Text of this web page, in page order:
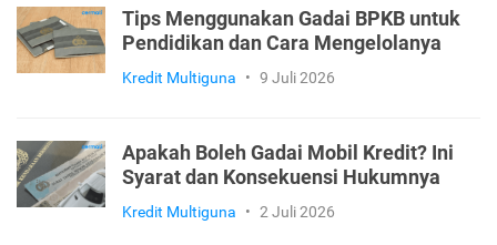
Tips Menggunakan Gadai BPKB untuk
Pendidikan dan Cara Mengelolanya
Kredit Multiguna • 9 Juli 2026
Apakah Boleh Gadai Mobil Kredit? Ini
Syarat dan Konsekuensi Hukumnya
Kredit Multiguna • 2 Juli 2026